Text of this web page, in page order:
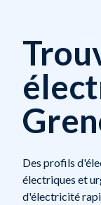
Des profils
électriques et
d'électricité